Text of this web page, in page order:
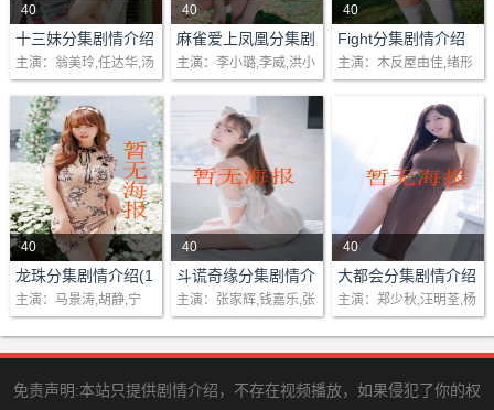
40
剧情：........
十三妹分集剧情介绍
(1-48)大结局
主演：翁美玲,任达华,汤
镇业,黄杏秀
40
剧情：这个有趣又浪
漫，跨越海峡两岸的爱
个天真活泼、热情开
朗、浪漫又古灵精怪的1
9岁小丫头丁晓..
麻雀爱上凤凰分集剧
情介绍(1-48)大结局
主演：李小璐,李威,洪小
玲,金佳
40
剧情：吴家杰﹝林保
怡﹞是计算机公司的推
京参加培训计划。杰没
想到，计划竟包括艰辛
的武术课程！更叫杰..
Fight分集剧情介绍
(1-48)大结局
主演：木反屋由佳,绪形
直人,酒井法子,八木俊彦
40
剧情：察木族的大英雄
和他的巨龙在龙吟窟里
信堂堂主上官云为首的
六位江湖人士为了夺取
龙珠分集剧情介绍(1
-48)大结局
主演：马景涛,胡静,宁
静,钟汉良
40
剧情：诡计多端的正
（张家辉）与市井小混
术在江湖中混饭吃，不
料一次误撞下，害死了
斗谎奇缘分集剧情介
绍(1-48)大结局
主演：张家辉,钱嘉乐,张
玉珊,宣萱
40
剧情：........
大都会分集剧情介绍
(1-5集)大结局
主演：郑少秋,汪明荃,杨
群,梁朝伟
免责声明:本站只提供剧情介绍，不存在视频播放，如果侵犯了你的权